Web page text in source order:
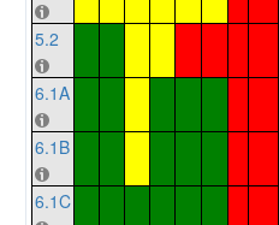
5.2
6.1A
6.1B
6.1C